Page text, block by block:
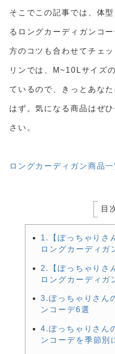
そこでこの記事では、体
るロングカーディガンコ
方のコツも合わせてチェ
リンでは、M~10Lサイズ
ているので、きっとあな
はず。気になる商品はぜ
さい。
ロングカーディガン商品
目
1.【ぽっちゃりさ
ロングカーディガ
2.【ぽっちゃりさ
ロングカーディガ
3.ぽっちゃりさん
ンコーデ6選
4.ぽっちゃりさん
ンコーデを季節別